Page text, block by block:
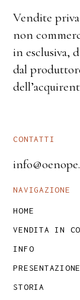
Vendite
non
in esclusiva,
dal
CONTATTI
NAVIGAZIONE
HOME
VENDITA IN
INFO
PRESENTAZIONE
STORIA